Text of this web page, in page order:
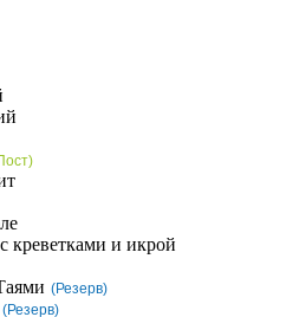
креветками и икрой
(Резерв)
(Резерв)